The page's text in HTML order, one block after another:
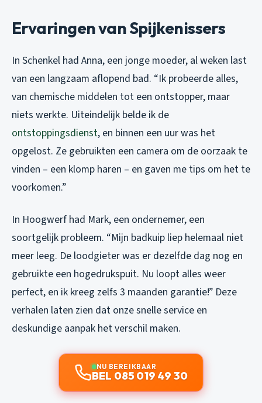
Ervaringen van Spijkenissers
In Schenkel had Anna, een jonge moeder, al weken last
van een langzaam aflopend bad. “Ik probeerde alles,
van chemische middelen tot een ontstopper, maar
niets werkte. Uiteindelijk belde ik de
ontstoppingsdienst, en binnen een uur was het
opgelost. Ze gebruikten een camera om de oorzaak te
vinden – een klomp haren – en gaven me tips om het te
voorkomen.”
In Hoogwerf had Mark, een ondernemer, een
soortgelijk probleem. “Mijn badkuip liep helemaal niet
meer leeg. De loodgieter was er dezelfde dag nog en
gebruikte een hogedrukspuit. Nu loopt alles weer
perfect, en ik kreeg zelfs 3 maanden garantie!” Deze
verhalen laten zien dat onze snelle service en
deskundige aanpak het verschil maken.
NU BEREIKBAAR
BEL 085 019 49 30